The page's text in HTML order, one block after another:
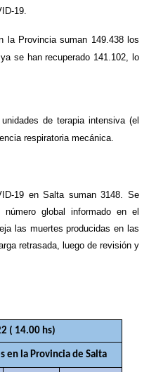
19.
la Provincia suman 149.438 los
se han recuperado 141.102, lo
de terapia intensiva (el
respiratoria mecánica.
19 en Salta suman 3148. Se
global informado en el
las muertes producidas en las
retrasada, luego de revisión y
( 14.00 hs)
en la Provincia de Salta